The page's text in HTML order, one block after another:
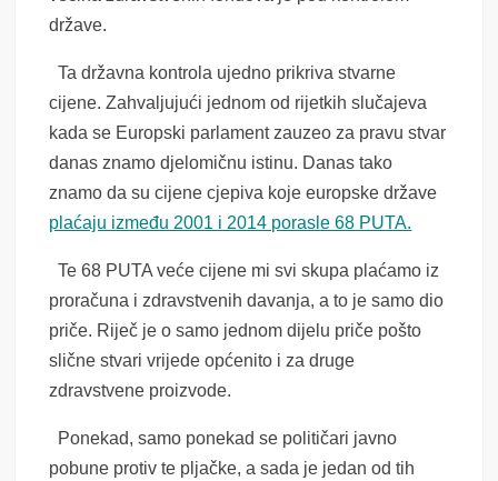
države.
Ta državna kontrola ujedno prikriva stvarne
cijene. Zahvaljujući jednom od rijetkih slučajeva
kada se Europski parlament zauzeo za pravu stvar
danas znamo djelomičnu istinu. Danas tako
znamo da su cijene cjepiva koje europske države
plaćaju između 2001 i 2014 porasle 68 PUTA.
Te 68 PUTA veće cijene mi svi skupa plaćamo iz
proračuna i zdravstvenih davanja, a to je samo dio
priče. Riječ je o samo jednom dijelu priče pošto
slične stvari vrijede općenito i za druge
zdravstvene proizvode.
Ponekad, samo ponekad se političari javno
pobune protiv te pljačke, a sada je jedan od tih